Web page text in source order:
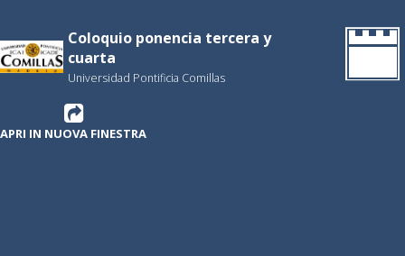
Coloquio ponencia tercera y
cuarta
Universidad Pontificia Comillas
APRI IN NUOVA FINESTRA